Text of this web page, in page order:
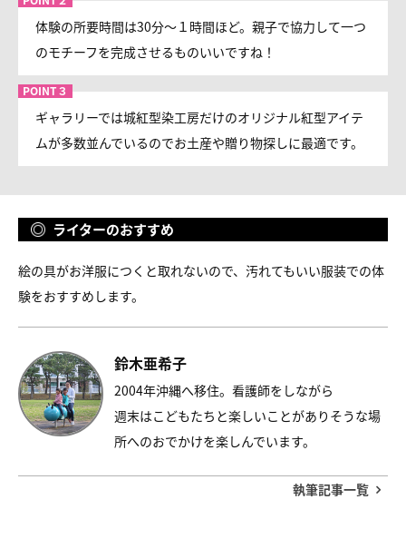
体験の所要時間は30分～１時間ほど。親子で協力して一つ
のモチーフを完成させるものいいですね！
ギャラリーでは城紅型染工房だけのオリジナル紅型アイテ
ムが多数並んでいるのでお土産や贈り物探しに最適です。
ライターのおすすめ
絵の具がお洋服につくと取れないので、汚れてもいい服装での体
験をおすすめします。
鈴木亜希子
2004年沖縄へ移住。看護師をしながら
週末はこどもたちと楽しいことがありそうな場
所へのおでかけを楽しんでいます。
執筆記事一覧